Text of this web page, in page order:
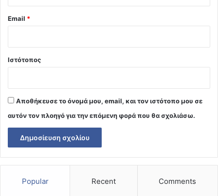
Email *
Ιστότοπος
Αποθήκευσε το όνομά μου, email, και τον ιστότοπο μου σε
αυτόν τον πλοηγό για την επόμενη φορά που θα σχολιάσω.
Popular Recent Comments